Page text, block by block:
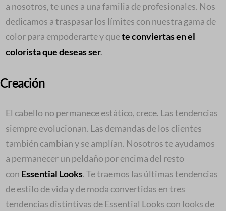
a nosotros, te unes a una familia de profesionales. Nos
dedicamos a traspasar los límites con nuestra gama de
color para empoderarte y quete conviertas en el
colorista que deseas ser.
Creación
El cabello no permanece estático, crece. Las tendencias
siempre evolucionan. Las demandas de los clientes
también cambian y se amplían. Nosotros te ayudamos
a permanecer un peldaño por encima del resto
con Essential Looks. Te traemos las últimas tendencias
de estilo de vida y de moda convertidas en tres
tendencias distintivas de Essential Looks con looks de